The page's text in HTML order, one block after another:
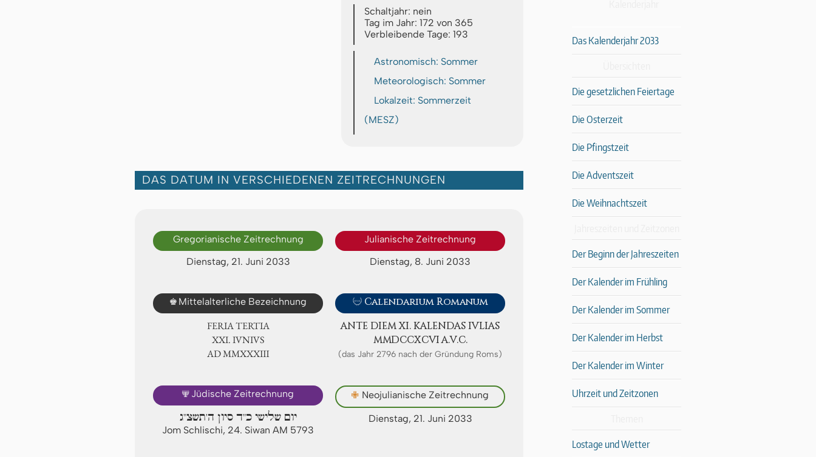
Schaltjahr: nein
Tag im Jahr: 172 von 365
Verbleibende Tage: 193
Astronomisch: Sommer
Meteorologisch: Sommer
Lokalzeit: Sommerzeit
(MESZ)
DAS DATUM IN VERSCHIEDENEN ZEITRECHNUNGEN
Gregorianische Zeitrechnung
Dienstag, 21. Juni 2033
Julianische Zeitrechnung
Dienstag, 8. Juni 2033
♚ Mittelalterliche Bezeichnung
FERIA TERTIA
ⅩⅪ. IVNIVS
AD ⅯⅯⅩⅩⅩⅢ
 Calendarium Romanum
ANTE DIEM XI. KA­LEN­DAS IVLIAS
ⅯⅯⅮⅭⅭⅩⅭⅥ A.V.C.
(das Jahr 2796 nach der Gründung Roms)
🕎 Jüdische Zeitrechnung
יום שלישי כ"ד סיון ה'תשצ"ג
Jom Schlischi, 24. Siwan AM 5793
✙ Neojulianische Zeitrechnung
Dienstag, 21. Juni 2033
Das Kalenderjahr 2033
Die gesetzlichen Feiertage
Die Osterzeit
Die Pfingstzeit
Die Adventszeit
Die Weihnachtszeit
Der Beginn der Jahreszeiten
Der Kalender im Frühling
Der Kalender im Sommer
Der Kalender im Herbst
Der Kalender im Winter
Uhrzeit und Zeitzonen
Lostage und Wetter